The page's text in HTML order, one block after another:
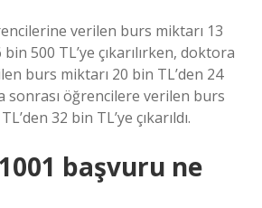
verilen burs miktarı 13
500 TL’ye çıkarılırken, doktora
burs miktarı 20 bin TL’den 24
sonrası öğrencilere verilen burs
32 bin TL’ye çıkarıldı.
başvuru ne